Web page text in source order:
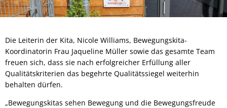
Die Leiterin der Kita, Nicole Williams, Bewegungskita-
Koordinatorin Frau Jaqueline Müller sowie das gesamte Team
freuen sich, dass sie nach erfolgreicher Erfüllung aller
Qualitätskriterien das begehrte Qualitätssiegel weiterhin
behalten dürfen.
„Bewegungskitas sehen Bewegung und die Bewegungsfreude